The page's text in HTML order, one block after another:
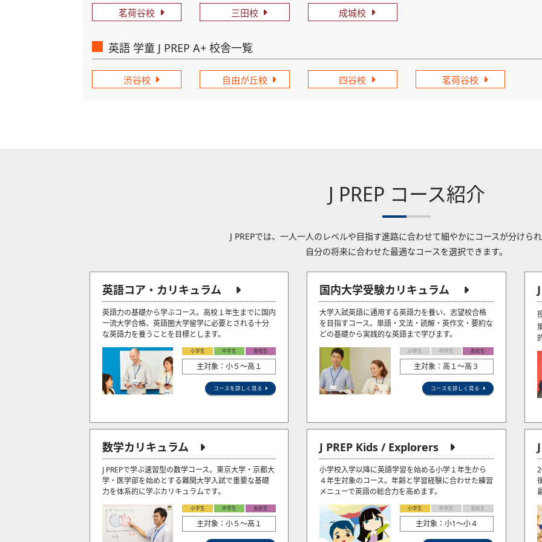
茗荷谷校 三田校 成城校
英語 学童 J PREP A+ 校舎一覧
渋谷校 自由が丘校 四谷校 茗荷谷校
J PREP コース紹介
J PREPでは、一人一人のレベルや目指す進路に合わせて細やかにコースが分けられ
自分の将来に合わせた最適なコースを選択できます。
英語コア・カリキュラム
英語力の基礎から学ぶコース。高校１年生までに国内
一流大学合格、英語圏大学留学に必要とされる十分
な英語力を養うことを目標とします。
小学生 中学生 高校生
主対象：小５〜高１
コースを詳しく見る
国内大学受験カリキュラム
大学入試英語に通用する英語力を養い、志望校合格
を目指すコース。単語・文法・読解・英作文・要約な
どの基礎から実践的な英語まで学びます。
小学生 中学生 高校生
主対象：高１～高３
コースを詳しく見る
数学カリキュラム
J PREPで学ぶ速習型の数学コース。東京大学・京都大
学・医学部を始めとする難関大学入試で重要な基礎
力を体系的に学ぶカリキュラムです。
小学生 中学生 高校生
主対象：小５〜高１
J PREP Kids / Explorers
小学校入学以降に英語学習を始める小学１年生から
４年生対象のコース。年齢と学習経験に合わせた練習
メニューで英語の総合力を高めます。
小学生 中学生 高校生
主対象：小1〜小４